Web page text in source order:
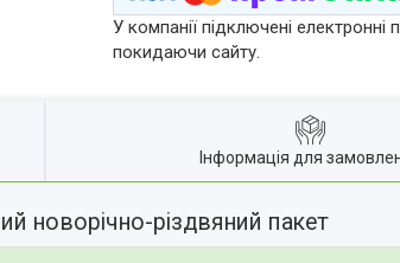
У компанії підключені
покидаючи сайту.
Інформація для
новорічно-різдвяний пакет